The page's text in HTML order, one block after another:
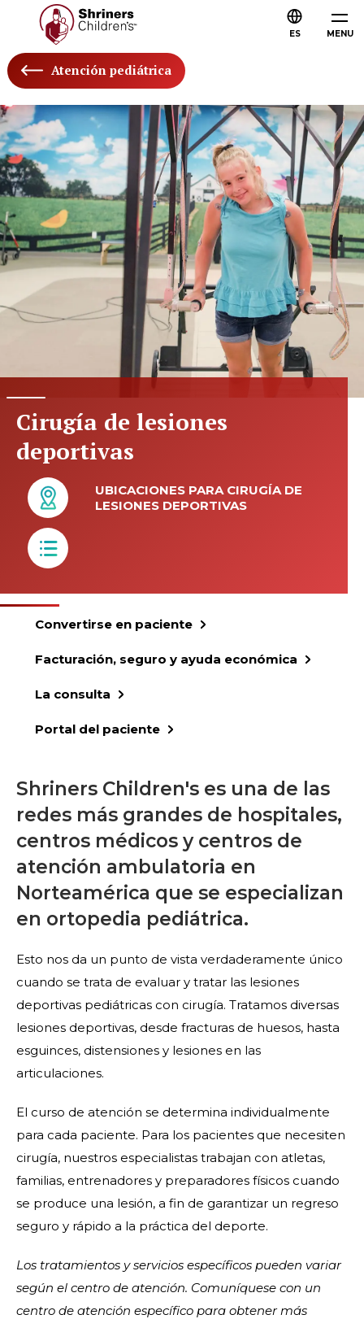
MENU
ES
Atención pediátrica
Cirugía de lesiones
deportivas
UBICACIONES PARA CIRUGÍA DE
LESIONES DEPORTIVAS
Convertirse en paciente
Facturación, seguro y ayuda económica
La consulta
Portal del paciente
Shriners Children's es una de las
redes más grandes de hospitales,
centros médicos y centros de
atención ambulatoria en
Norteamérica que se especializan
en ortopedia pediátrica.
Esto nos da un punto de vista verdaderamente único
cuando se trata de evaluar y tratar las lesiones
deportivas pediátricas con cirugía. Tratamos diversas
lesiones deportivas, desde fracturas de huesos, hasta
esguinces, distensiones y lesiones en las
articulaciones.
El curso de atención se determina individualmente
para cada paciente. Para los pacientes que necesiten
cirugía, nuestros especialistas trabajan con atletas,
familias, entrenadores y preparadores físicos cuando
se produce una lesión, a fin de garantizar un regreso
seguro y rápido a la práctica del deporte.
Los tratamientos y servicios específicos pueden variar
según el centro de atención. Comuníquese con un
centro de atención específico para obtener más